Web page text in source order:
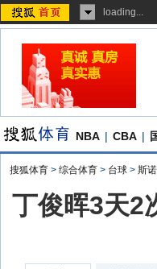
loading...
NBA | CBA |
搜狐体育 > 综合体育 > 台球 > 斯
丁俊晖3天2